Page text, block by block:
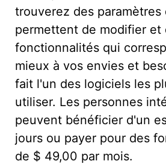
trouverez des paramètres
permettent de modifier et
fonctionnalités qui
mieux à vos envies et
fait l'un des logiciels les
utiliser. Les personnes
peuvent bénéficier d'un
jours ou payer pour des
de $ 49,00 par mois.